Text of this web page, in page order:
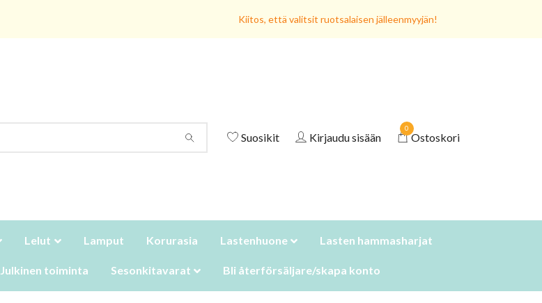
Kiitos, että valitsit ruotsalaisen jälleenmyyjän!
Suosikit Kirjaudu sisään
0
Ostoskori
Lelut Lamput Korurasia Lastenhuone Lasten hammasharjat
Julkinen toiminta Sesonkitavarat Bli återförsäljare/skapa konto